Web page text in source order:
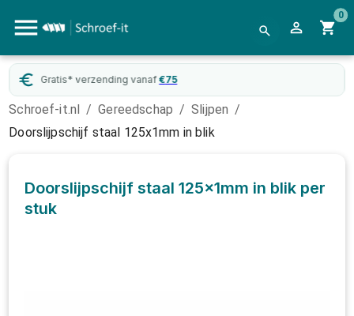
0
vanaf €75
Schroef-it.nl / Gereedschap / Slijpen /
Doorslijpschijf staal 125x1mm in blik
Doorslijpschijf staal 125x1mm in blik per
stuk